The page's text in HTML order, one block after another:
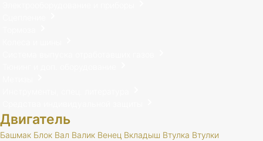
Двигатель
Башмак Блок Вал Валик Венец Вкладыш Втулка Втулки